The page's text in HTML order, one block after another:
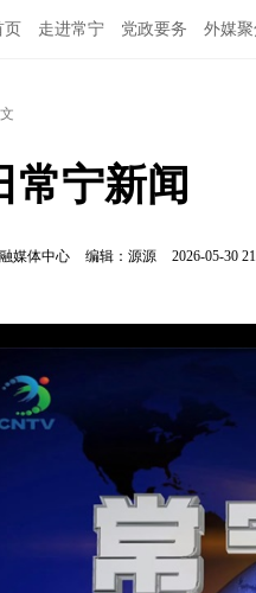
页 走进常宁 党政要务 外媒
常宁新闻
媒体中心 编辑：源源 2026-05-30